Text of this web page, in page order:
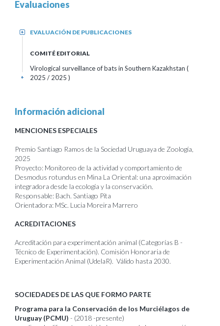
Evaluaciones
EVALUACIÓN DE PUBLICACIONES
+
COMITÉ EDITORIAL
Virological surveillance of bats in Southern Kazakhstan (
2025 / 2025 )
+
Información adicional
MENCIONES ESPECIALES
Premio Santiago Ramos de la Sociedad Uruguaya de Zoología,
2025
Proyecto: Monitoreo de la actividad y comportamiento de
Desmodus rotundus en Mina La Oriental: una aproximación
integradora desde la ecología y la conservación.
Responsable: Bach. Santiago Pita
Orientadora: MSc. Lucia Moreira Marrero
ACREDITACIONES
Acreditación para experimentación animal (Categorías B -
Técnico de Experimentación). Comisión Honoraria de
Experimentación Animal (UdelaR). Válido hasta 2030.
SOCIEDADES DE LAS QUE FORMO PARTE
Programa para la Conservación de los Murciélagos de
Uruguay (PCMU) - (2018 -presente)